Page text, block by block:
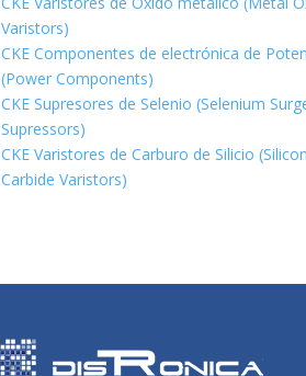
Varistors)
CKE Componentes de electrónica de
(Power Components)
CKE Supresores de Selenio (Selenium
Supressors)
CKE Varistores de Carburo de Silicio (Silicon
Carbide Varistors)